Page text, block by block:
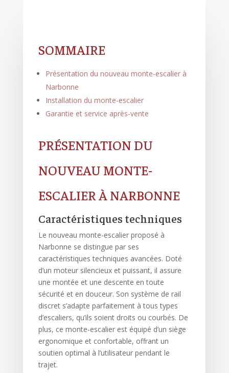
SOMMAIRE
Présentation du nouveau monte-escalier à
Narbonne
Installation du monte-escalier
Garantie et service après-vente
PRÉSENTATION DU
NOUVEAU MONTE-
ESCALIER À NARBONNE
Caractéristiques techniques
Le nouveau monte-escalier proposé à
Narbonne se distingue par ses
caractéristiques techniques avancées. Doté
d’un moteur silencieux et puissant, il assure
une montée et une descente en toute
sécurité et en douceur. Son système de rail
discret s’adapte parfaitement à tous types
d’escaliers, qu’ils soient droits ou courbés. De
plus, ce monte-escalier est équipé d’un siège
ergonomique et confortable, offrant un
soutien optimal à l’utilisateur pendant le
trajet.